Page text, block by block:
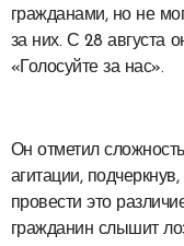
гражданами, но не
за них. С 28 августа
«Голосуйте за нас».
Он отметил
агитации,
провести это
гражданин слышит